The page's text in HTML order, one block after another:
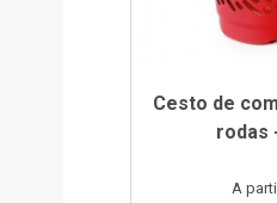
Cesto de
rodas
A